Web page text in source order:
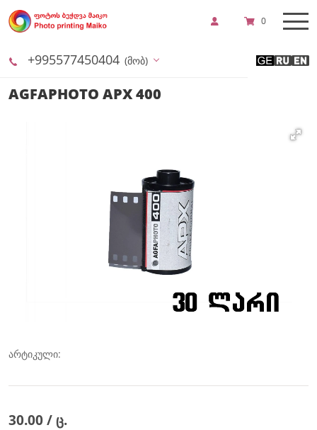
+995577450404 (მობ)
0
AGFAPHOTO APX 400
არტიკული:
30.00 / ც.